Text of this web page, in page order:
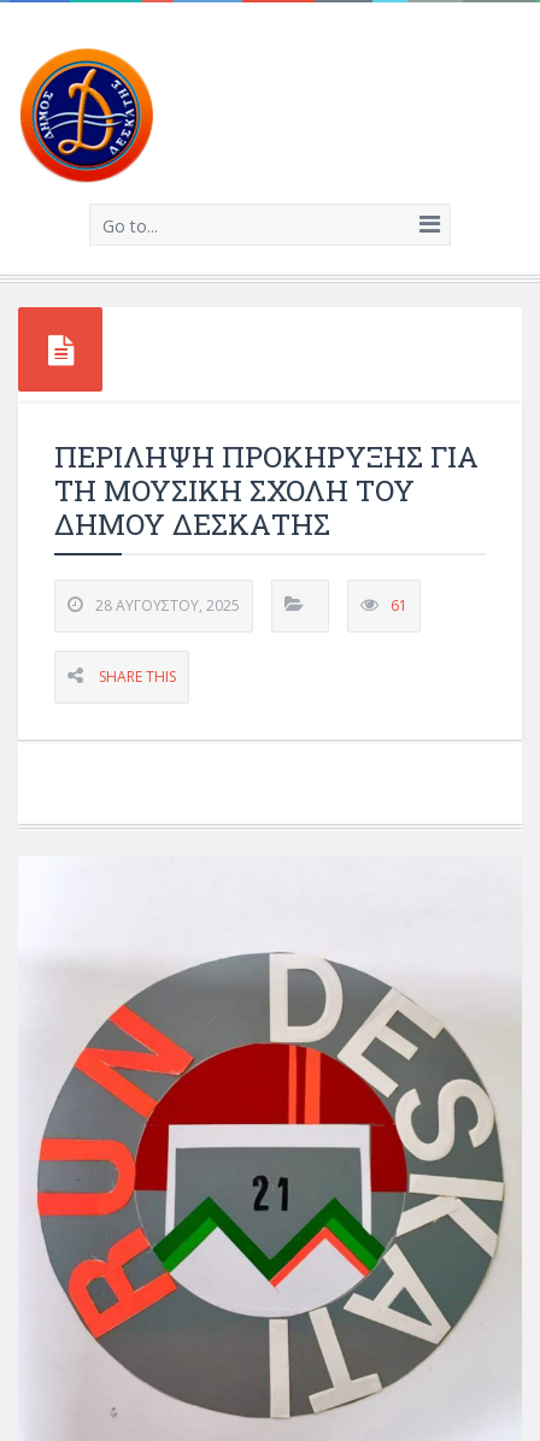
Go to...
ΠΕΡΙΛΗΨΗ ΠΡΟΚΗΡΥΞΗΣ ΓΙΑ
ΤΗ ΜΟΥΣΙΚΗ ΣΧΟΛΗ ΤΟΥ
ΔΗΜΟΥ ΔΕΣΚΑΤΗΣ
28 ΑΥΓΟΎΣΤΟΥ, 2025 61
SHARE THIS